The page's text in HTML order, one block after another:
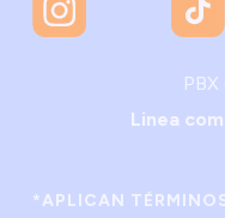
Linea
*APLICAN